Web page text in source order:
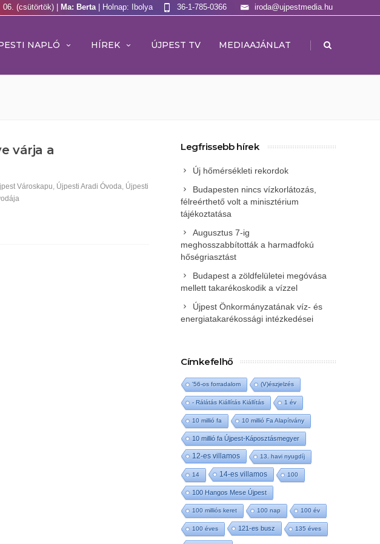
06. (csütörtök) | Ma: Berta | Holnap: Ibolya iroda@ujpestmedia.hu
36-1-785-0366
NAPLÓ HÍREK ÚJPEST TV MEDIAAJÁNLAT |
várja a
Városkapu, Újpesti Aradi Óvoda, Újpesti
Legfrissebb hírek
Új hőmérsékleti rekordok
Budapesten nincs vízkorlátozás,
félreérthető volt a minisztérium
tájékoztatása
Augusztus 7-ig
meghosszabbították a harmadfokú
hőségriasztást
Budapest a zöldfelületei megóvása
mellett takarékoskodik a vízzel
Újpest Önkormányzatának víz- és
energiatakarékossági intézkedései
Címkefelhő
'56-os forradalom (V)észjelzés
- Rálátás Kiállítás Kiállítás 1 év
10 millió fa 10 millió Fa Alapítvány
10 millió fa Újpest-Káposztásmegyer
12-es villamos 13. havi nyugdíj
14 14-es villamos 100
100 Hangos Mese Újpest
100 milliós keret 100 nap 100 év
100 éves 121-es busz 135 éves